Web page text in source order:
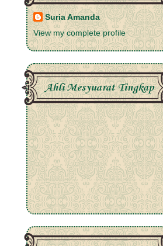
Suria Amanda
View my complete profile
Ahli Mesyuarat Tingkap